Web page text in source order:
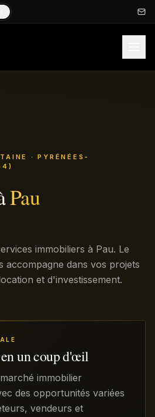
· PYRÉNÉES-
Pau
immobiliers à Pau. Le
accompagne dans vos projets
et d'investissement.
un coup d'œil
immobilier
des opportunités variées
vendeurs et